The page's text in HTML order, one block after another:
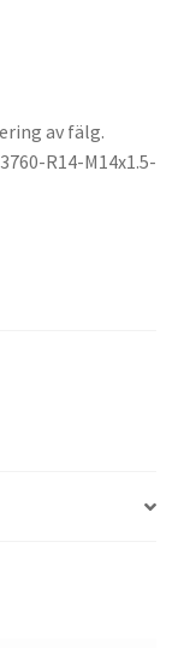
av fälg.
R14-M14x1.5-